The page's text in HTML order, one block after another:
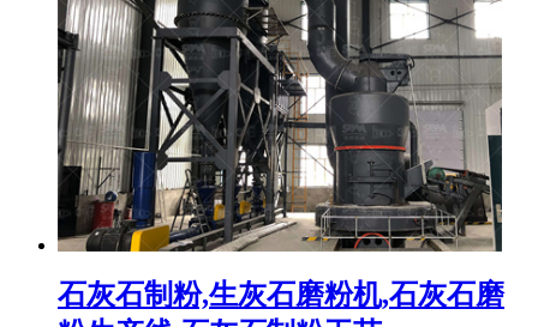
石灰石制粉,生灰石磨粉机,石灰石磨